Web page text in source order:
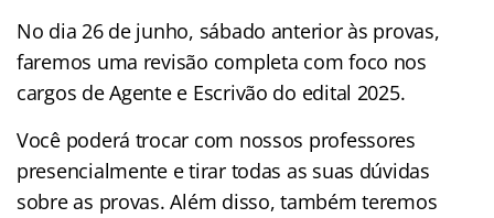
No dia 26 de junho, sábado anterior às provas,
faremos uma revisão completa com foco nos
cargos de Agente e Escrivão do edital 2025.
Você poderá trocar com nossos professores
presencialmente e tirar todas as suas dúvidas
sobre as provas. Além disso, também teremos